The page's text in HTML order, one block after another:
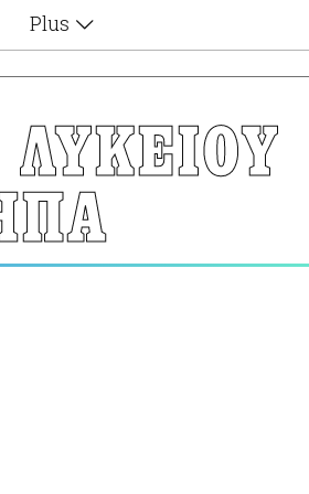
Plus
Αφιερώματα
Ζώδια
Εξομολογήσεις
Οι Αθηναίοι
Απώλειες